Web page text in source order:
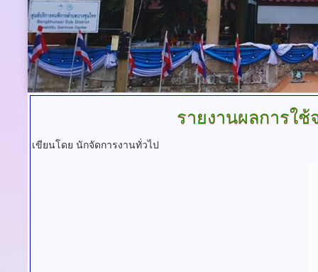
รายงานผลการใ
เขียนโดย นักจัดการงานทั่วไป